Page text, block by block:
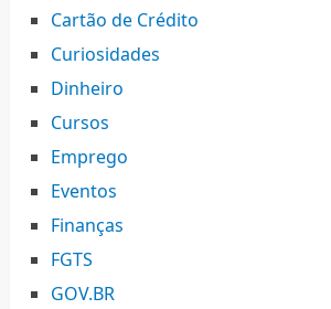
Cartão de Crédito
Curiosidades
Dinheiro
Cursos
Emprego
Eventos
Finanças
FGTS
GOV.BR